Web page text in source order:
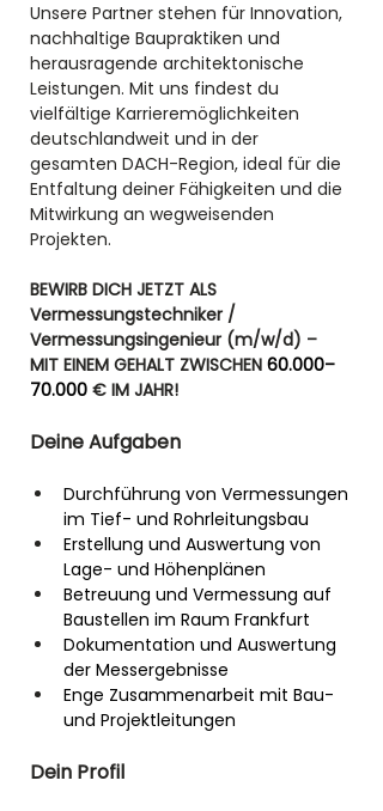
Unsere Partner stehen für Innovation,
nachhaltige Baupraktiken und
herausragende architektonische
Leistungen. Mit uns findest du
vielfältige Karrieremöglichkeiten
deutschlandweit und in der
gesamten DACH-Region, ideal für die
Entfaltung deiner Fähigkeiten und die
Mitwirkung an wegweisenden
Projekten.
BEWIRB DICH JETZT ALS
Vermessungstechniker /
Vermessungsingenieur (m/w/d) –
MIT EINEM GEHALT ZWISCHEN 60.000–
70.000 € IM JAHR!
Deine Aufgaben
Durchführung von Vermessungen
im Tief- und Rohrleitungsbau
Erstellung und Auswertung von
Lage- und Höhenplänen
Betreuung und Vermessung auf
Baustellen im Raum Frankfurt
Dokumentation und Auswertung
der Messergebnisse
Enge Zusammenarbeit mit Bau-
und Projektleitungen
Dein Profil